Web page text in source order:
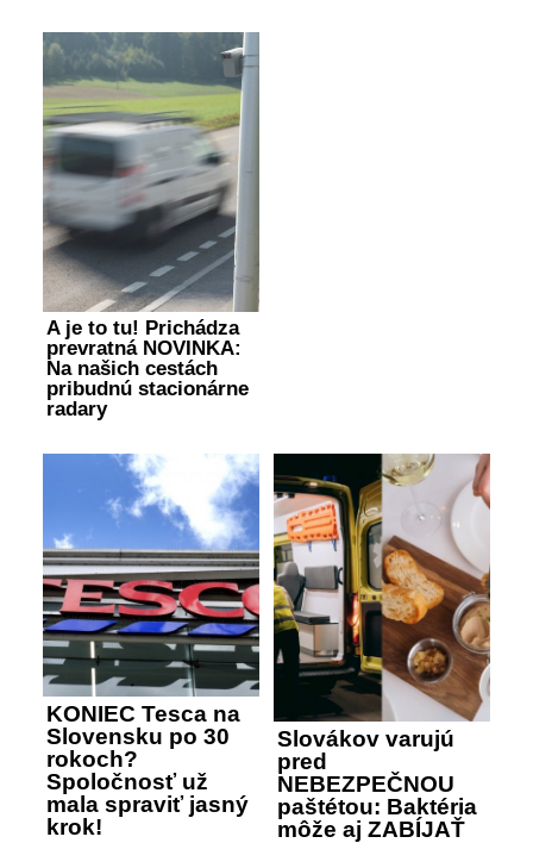
A je to tu! Prichádza
prevratná NOVINKA:
Na našich cestách
pribudnú stacionárne
radary
KONIEC Tesca na
Slovensku po 30
rokoch?
Spoločnosť už
mala spraviť jasný
krok!
Slovákov varujú
pred
NEBEZPEČNOU
paštétou: Baktéria
môže aj ZABÍJAŤ